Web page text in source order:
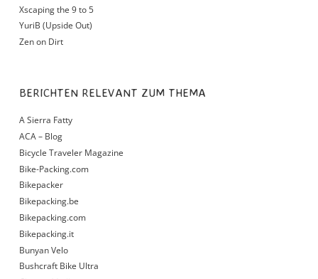
Xscaping the 9 to 5
YuriB (Upside Out)
Zen on Dirt
BERICHTEN RELEVANT ZUM THEMA
A Sierra Fatty
ACA – Blog
Bicycle Traveler Magazine
Bike-Packing.com
Bikepacker
Bikepacking.be
Bikepacking.com
Bikepacking.it
Bunyan Velo
Bushcraft Bike Ultra